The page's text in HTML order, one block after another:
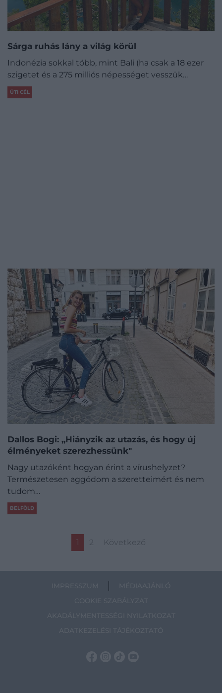
Sárga ruhás lány a világ körül
Indonézia sokkal több, mint Bali (ha csak a 18 ezer
szigetet és a 275 milliós népességet vesszük…
ÚTI CÉL
Dallos Bogi: „Hiányzik az utazás, és hogy új
élményeket szerezhessünk"
Nagy utazóként hogyan érint a vírushelyzet?
Természetesen aggódom a szeretteimért és nem
tudom…
BELFÖLD
1 2 Következő